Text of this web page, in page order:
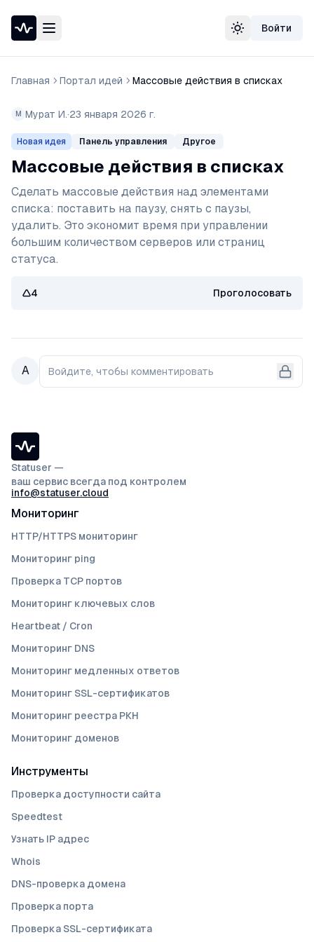
Проверка доступности сайта
Whois домена
Проверка порта
Проверка SSL-сертификата
Проверка в реестре РКН
Сменить тему
Войти
Главная Портал идей Массовые действия в списках
М Мурат И.·23 января 2026 г.
Новая идея Панель управления Другое
Массовые действия в списках
Сделать массовые действия над элементами
списка: поставить на паузу, снять с паузы,
удалить. Это экономит время при управлении
большим количеством серверов или страниц
статуса.
4 Проголосовать
А Войдите, чтобы комментировать
Statuser —
ваш сервис всегда под контролем
info@statuser.cloud
Мониторинг
HTTP/HTTPS мониторинг
Мониторинг ping
Проверка TCP портов
Мониторинг ключевых слов
Heartbeat / Cron
Мониторинг DNS
Мониторинг медленных ответов
Мониторинг SSL-сертификатов
Мониторинг реестра РКН
Мониторинг доменов
Инструменты
Проверка доступности сайта
Speedtest
Узнать IP адрес
Whois
DNS-проверка домена
Проверка порта
Проверка SSL-сертификата